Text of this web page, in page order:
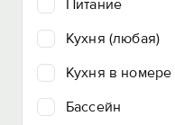
Питание
Кухня (любая)
Кухня в номере
Бассейн